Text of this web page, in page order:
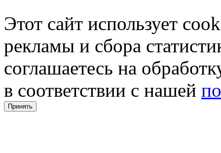
Этот сайт использует
рекламы и сбора
соглашаетесь на
в соответствии с нашей
Принять